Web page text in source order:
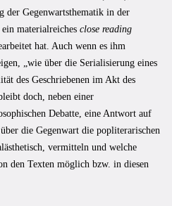
der Gegenwartsthematik in der
materialreiches close reading
hat. Auch wenn es ihm
„wie über die Serialisierung eines
des Geschriebenen im Akt des
doch, neben einer
Debatte, eine Antwort auf
die Gegenwart die popliterarischen
vermitteln und welche
den Texten möglich bzw. in diesen